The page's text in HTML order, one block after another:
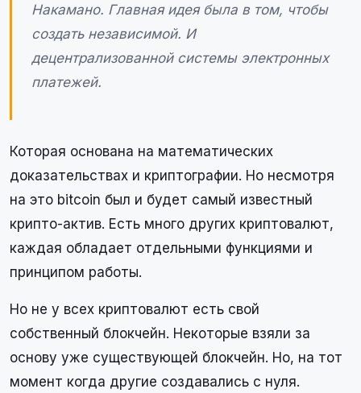
Накамано. Главная идея была в том, чтобы
создать независимой. И
децентрализованной системы электронных
платежей.
Которая основана на математических
доказательствах и криптографии. Но несмотря
на это bitcoin был и будет самый известный
крипто-актив. Есть много других криптовалют,
каждая обладает отдельными функциями и
принципом работы.
Но не у всех криптовалют есть свой
собственный блокчейн. Некоторые взяли за
основу уже существующей блокчейн. Но, на тот
момент когда другие создавались с нуля.